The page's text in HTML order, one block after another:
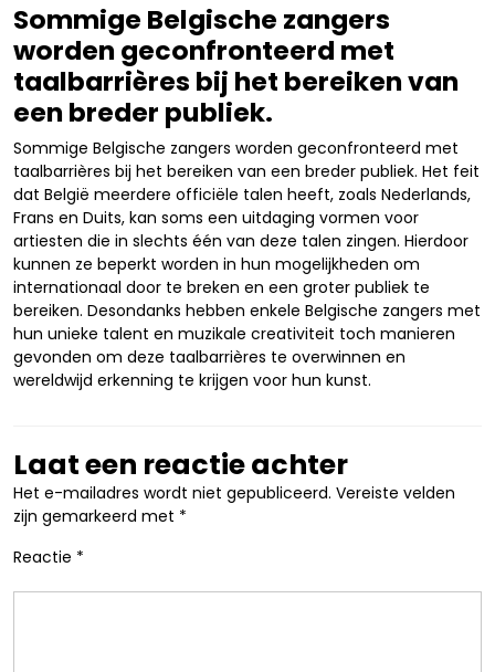
Sommige Belgische zangers
worden geconfronteerd met
taalbarrières bij het bereiken van
een breder publiek.
Sommige Belgische zangers worden geconfronteerd met
taalbarrières bij het bereiken van een breder publiek. Het feit
dat België meerdere officiële talen heeft, zoals Nederlands,
Frans en Duits, kan soms een uitdaging vormen voor
artiesten die in slechts één van deze talen zingen. Hierdoor
kunnen ze beperkt worden in hun mogelijkheden om
internationaal door te breken en een groter publiek te
bereiken. Desondanks hebben enkele Belgische zangers met
hun unieke talent en muzikale creativiteit toch manieren
gevonden om deze taalbarrières te overwinnen en
wereldwijd erkenning te krijgen voor hun kunst.
Laat een reactie achter
Het e-mailadres wordt niet gepubliceerd. Vereiste velden
zijn gemarkeerd met *
Reactie *